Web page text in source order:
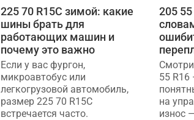
225 70 R15C зимой: какие
шины брать для
работающих машин и
почему это важно
Если у вас фургон,
микроавтобус или
легкогрузовой автомобиль,
размер 225 70 R15C
встречается часто.
205
55
на
износ